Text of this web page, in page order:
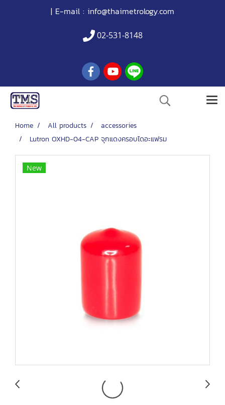
| E-mail : info@thaimetrology.com
02-531-8148
Home All products
accessories
Lutron OXHD-04-CAP จุกแดงครอบไดอะแฟรม
New